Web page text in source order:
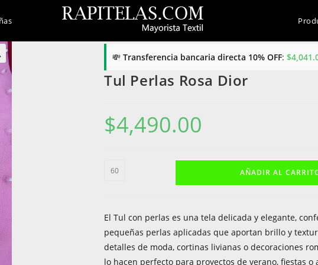
💸 Transferencia bancaria directa 10% OFF: $
Tul Perlas Rosa Dior
$4,490.00
Tul
AÑADIR AL
El Tul con perlas es una tela delicada y elegante,
pequeñas perlas aplicadas que aportan brillo y
detalles de moda, cortinas livianas o decoraciones
lo hacen perfecto para proyectos de verano, fiestas